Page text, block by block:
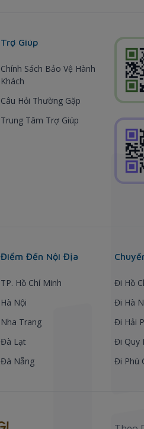
Trợ Giúp
Chính Sách Bảo Vệ Hành
Khách
Câu Hỏi Thường Gặp
Trung Tâm Trợ Giúp
Điểm Đến Nội Địa
TP. Hồ Chí Minh
Hà Nội
Nha Trang
Đà Lạt
Đà Nẵng
Đi Hồ
Đi Hà
Đi Hải
Đi Quy
Đi Phú